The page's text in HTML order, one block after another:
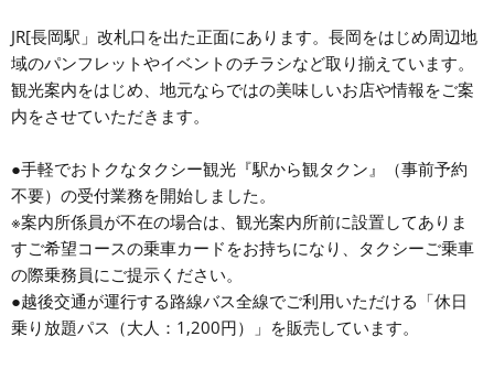
JR[長岡駅」改札口を出た正面にあります。長岡をはじめ周辺地
域のパンフレットやイベントのチラシなど取り揃えています。
観光案内をはじめ、地元ならではの美味しいお店や情報をご案
内をさせていただきます。
●手軽でおトクなタクシー観光『駅から観タクン』（事前予約
不要）の受付業務を開始しました。
※案内所係員が不在の場合は、観光案内所前に設置してありま
すご希望コースの乗車カードをお持ちになり、タクシーご乗車
の際乗務員にご提示ください。
●越後交通が運行する路線バス全線でご利用いただける「休日
乗り放題パス（大人：1,200円）」を販売しています。